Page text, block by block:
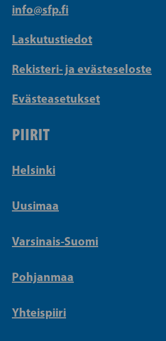
info@sfp.fi
Laskutustiedot
Rekisteri- ja evästeseloste
Evästeasetukset
PIIRIT
Helsinki
Uusimaa
Varsinais-Suomi
Pohjanmaa
Yhteispiiri